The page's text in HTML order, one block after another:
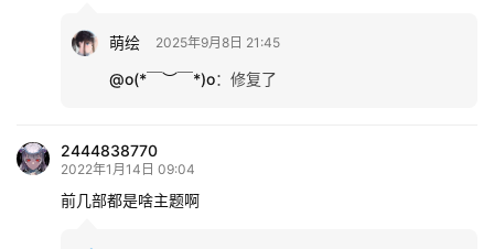
萌绘 2025年9月8日 21:45
@o(*￣︶￣*)o： 修复了
2444838770
2022年1月14日 09:04
前几部都是啥主题啊